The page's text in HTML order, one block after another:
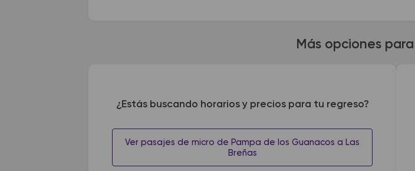
Más opciones
¿Estás buscando horarios y precios para tu regreso?
Ver pasajes de micro de Pampa de los Guanacos a Las
Breñas